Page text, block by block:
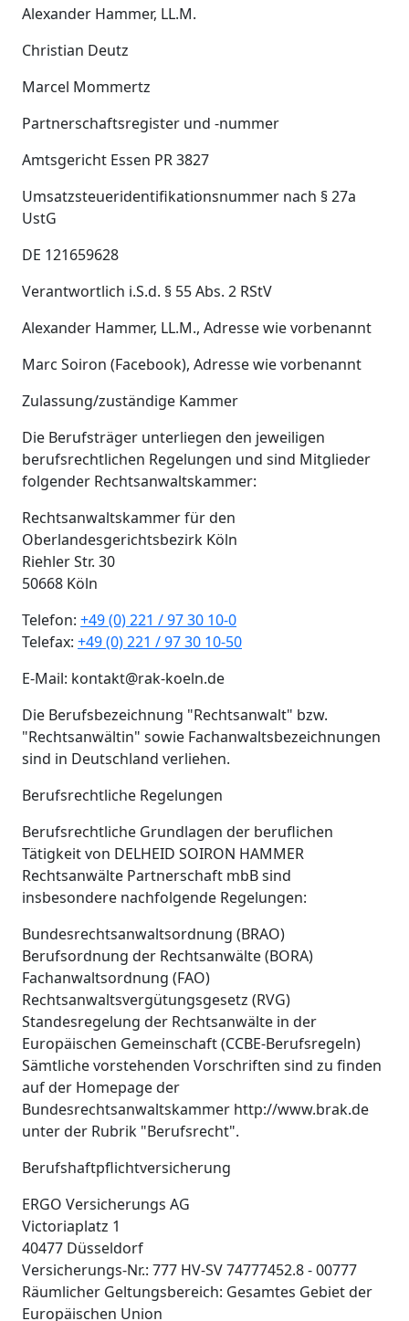
Alexander Hammer, LL.M.
Christian Deutz
Marcel Mommertz
Partnerschaftsregister und -nummer
Amtsgericht Essen PR 3827
Umsatzsteueridentifikationsnummer nach § 27a
UstG
DE 121659628
Verantwortlich i.S.d. § 55 Abs. 2 RStV
Alexander Hammer, LL.M., Adresse wie vorbenannt
Marc Soiron (Facebook), Adresse wie vorbenannt
Zulassung/zuständige Kammer
Die Berufsträger unterliegen den jeweiligen
berufsrechtlichen Regelungen und sind Mitglieder
folgender Rechtsanwaltskammer:
Rechtsanwaltskammer für den
Oberlandesgerichtsbezirk Köln
Riehler Str. 30
50668 Köln
Telefon: +49 (0) 221 / 97 30 10-0
Telefax: +49 (0) 221 / 97 30 10-50
E-Mail: kontakt@rak-koeln.de
Die Berufsbezeichnung "Rechtsanwalt" bzw.
"Rechtsanwältin" sowie Fachanwaltsbezeichnungen
sind in Deutschland verliehen.
Berufsrechtliche Regelungen
Berufsrechtliche Grundlagen der beruflichen
Tätigkeit von DELHEID SOIRON HAMMER
Rechtsanwälte Partnerschaft mbB sind
insbesondere nachfolgende Regelungen:
Bundesrechtsanwaltsordnung (BRAO)
Berufsordnung der Rechtsanwälte (BORA)
Fachanwaltsordnung (FAO)
Rechtsanwaltsvergütungsgesetz (RVG)
Standesregelung der Rechtsanwälte in der
Europäischen Gemeinschaft (CCBE-Berufsregeln)
Sämtliche vorstehenden Vorschriften sind zu finden
auf der Homepage der
Bundesrechtsanwaltskammer http://www.brak.de
unter der Rubrik "Berufsrecht".
Berufshaftpflichtversicherung
ERGO Versicherungs AG
Victoriaplatz 1
40477 Düsseldorf
Versicherungs-Nr.: 777 HV-SV 74777452.8 - 00777
Räumlicher Geltungsbereich: Gesamtes Gebiet der
Europäischen Union